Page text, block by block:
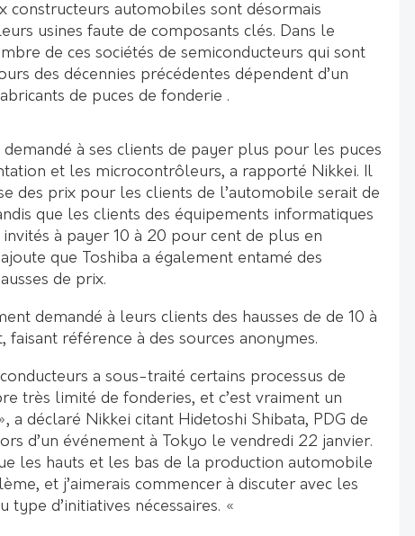
constructeurs automobiles sont désormais
usines faute de composants clés. Dans le
de ces sociétés de semiconducteurs qui sont
des décennies précédentes dépendent d’un
de puces de fonderie .
demandé à ses clients de payer plus pour les puces
et les microcontrôleurs, a rapporté Nikkei. Il
des prix pour les clients de l’automobile serait de
que les clients des équipements informatiques
à payer 10 à 20 pour cent de plus en
que Toshiba a également entamé des
de prix.
demandé à leurs clients des hausses de de 10 à
faisant référence à des sources anonymes.
a sous-traité certains processus de
très limité de fonderies, et c’est vraiment un
a déclaré Nikkei citant Hidetoshi Shibata, PDG de
d’un événement à Tokyo le vendredi 22 janvier.
les hauts et les bas de la production automobile
et j’aimerais commencer à discuter avec les
d’initiatives nécessaires. «